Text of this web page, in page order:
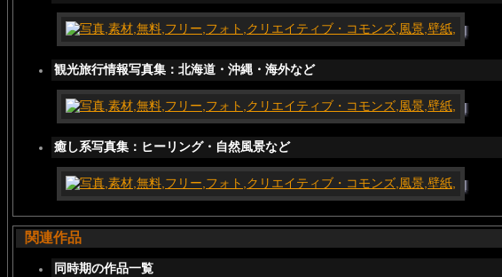
観光旅行情報写真集：北海道・沖縄・海外など
癒し系写真集：ヒーリング・自然風景など
関連作品
同時期の作品一覧